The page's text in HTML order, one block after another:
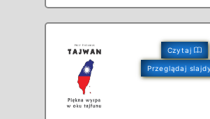
Czytaj
Przeglądaj slajdy